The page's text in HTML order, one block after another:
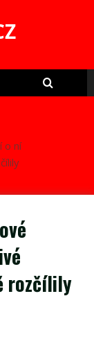
o ní
rozčílily